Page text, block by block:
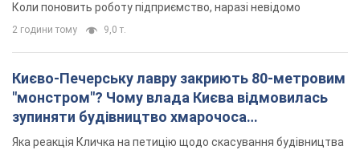
Коли поновить роботу підприємство, наразі невідомо
2 години тому 9,0 т.
Києво-Печерську лавру закриють 80-метровим
"монстром"? Чому влада Києва відмовилась
зупиняти будівництво хмарочоса
"московського вірянина"
Яка реакція Кличка на петицію щодо скасування будівництва